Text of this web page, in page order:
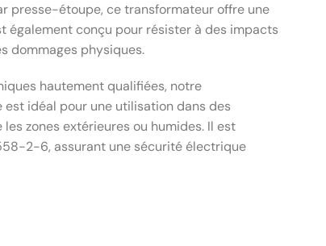
presse-étoupe, ce transformateur offre une
également conçu pour résister à des impacts
dommages physiques.
hautement qualifiées, notre
idéal pour une utilisation dans des
zones extérieures ou humides. Il est
2-6, assurant une sécurité électrique